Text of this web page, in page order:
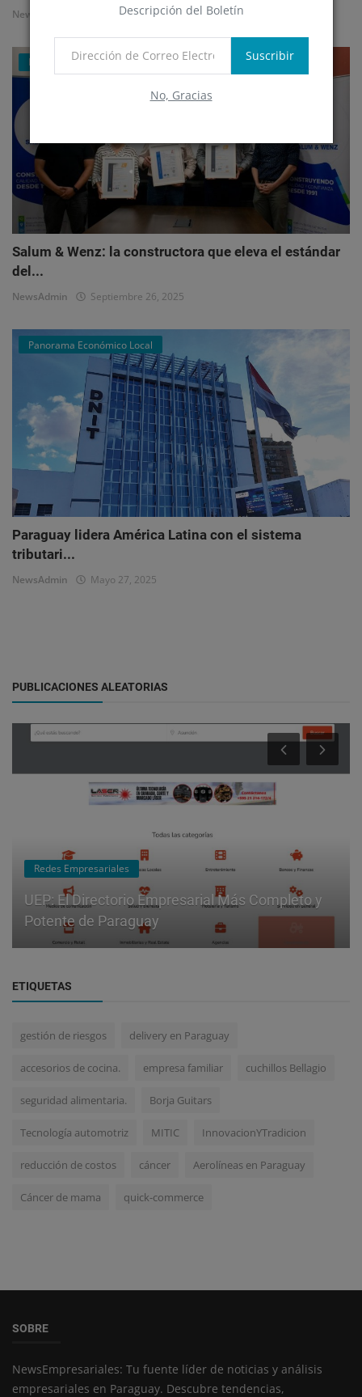
Descripción del Boletín
Suscribir
No, Gracias
NewsAdmin Octubre 1, 2025
Mercado Inmobiliario Empresarial
Salum & Wenz: la constructora que eleva el estándar
del...
NewsAdmin Septiembre 26, 2025
Panorama Económico Local
Paraguay lidera América Latina con el sistema
tributari...
NewsAdmin Mayo 27, 2025
PUBLICACIONES ALEATORIAS
Redes Empresariales
UEP: El Directorio Empresarial Más Completo y
Potente de Paraguay
ETIQUETAS
gestión de riesgos delivery en Paraguay
accesorios de cocina. empresa familiar cuchillos Bellagio
seguridad alimentaria. Borja Guitars
Tecnología automotriz MITIC InnovacionYTradicion
reducción de costos cáncer Aerolíneas en Paraguay
Cáncer de mama quick-commerce
SOBRE
NewsEmpresariales: Tu fuente líder de noticias y análisis
empresariales en Paraguay. Descubre tendencias,